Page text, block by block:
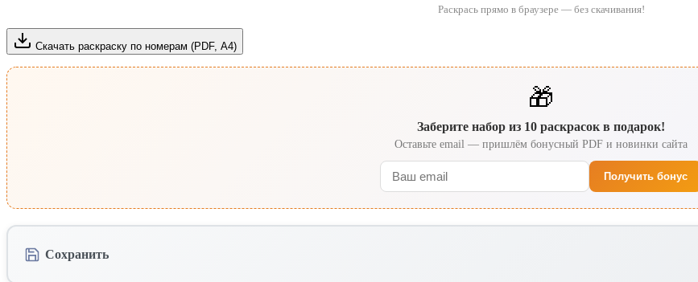
Раскрась прямо в браузере — без скачивания!
Скачать раскраску по номерам (PDF, А4)
🎁
Заберите набор из 10 раскрасок в подарок!
Оставьте email — пришлём бонусный PDF и новинки сайта
Получить бонус
Сохранить